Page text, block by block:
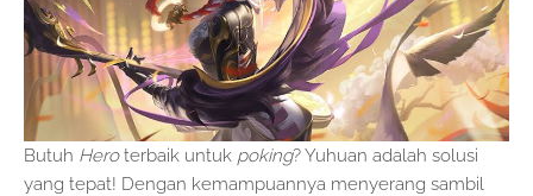
Butuh Heroterbaik untuk poking? Yuhuan adalah solusi
yang tepat! Dengan kemampuannya menyerang sambil